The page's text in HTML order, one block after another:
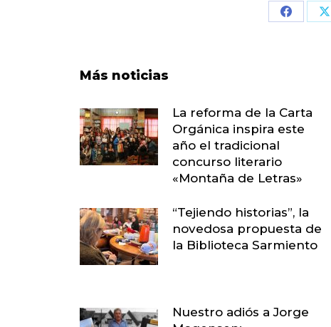
Share
Más noticias
La reforma de la Carta
Orgánica inspira este
año el tradicional
concurso literario
«Montaña de Letras»
“Tejiendo historias”, la
novedosa propuesta de
la Biblioteca Sarmiento
Nuestro adiós a Jorge